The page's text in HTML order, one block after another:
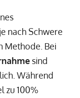
nach Schwere
Methode. Bei
sind
Während
zu 100%